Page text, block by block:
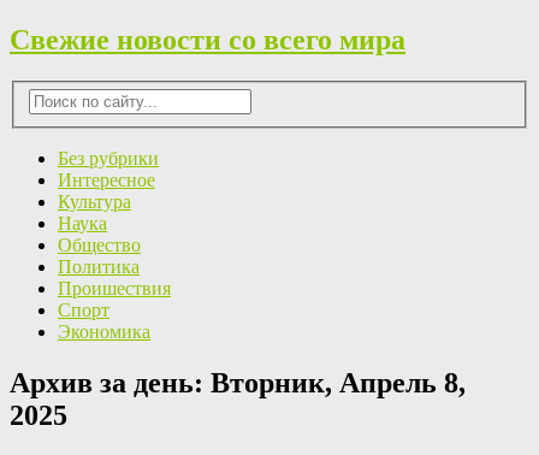
Свежие новости со всего мира
Без рубрики
Интересное
Культура
Наука
Общество
Политика
Проишествия
Спорт
Экономика
Архив за день: Вторник, Апрель 8,
2025